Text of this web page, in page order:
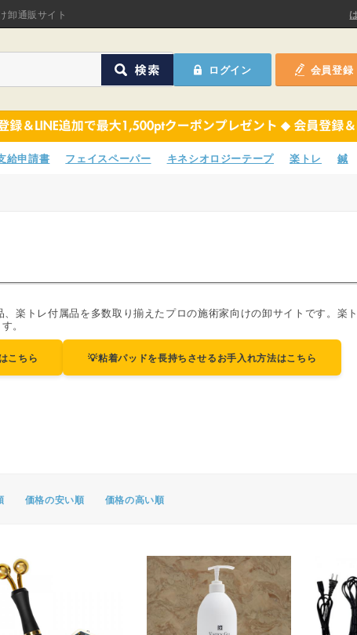
卸通販サイト
ログイン 会員登録
オリジナル商品
ポスター・チラシ類
給申請書 フェイスペーパー キネシオロジーテープ 楽トレ 鍼
、楽トレ付属品を多数取り揃えたプロの施術家向けの卸サイトです。楽
。
こちら 💡粘着パッドを長持ちさせるお手入れ方法はこちら
価格の安い順 価格の高い順
ほねつぎHot
鍼灸用品
サポーター
A-COMS